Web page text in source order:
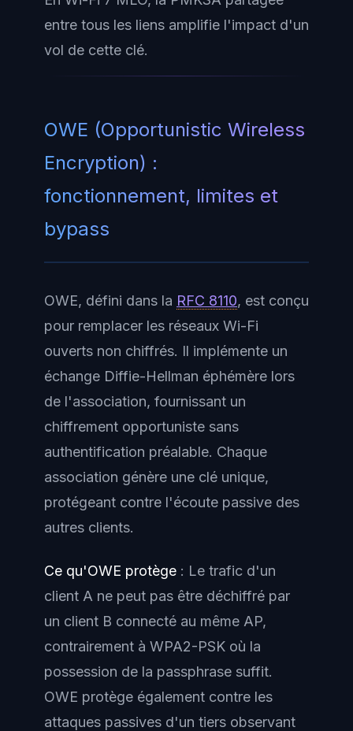
entre tous les liens amplifie l'impact d'un
vol de cette clé.
OWE (Opportunistic Wireless
Encryption) :
fonctionnement, limites et
bypass
OWE, défini dans la RFC 8110, est conçu
pour remplacer les réseaux Wi-Fi
ouverts non chiffrés. Il implémente un
échange Diffie-Hellman éphémère lors
de l'association, fournissant un
chiffrement opportuniste sans
authentification préalable. Chaque
association génère une clé unique,
protégeant contre l'écoute passive des
autres clients.
Ce qu'OWE protège : Le trafic d'un
client A ne peut pas être déchiffré par
un client B connecté au même AP,
contrairement à WPA2-PSK où la
possession de la passphrase suffit.
OWE protège également contre les
attaques passives d'un tiers observant